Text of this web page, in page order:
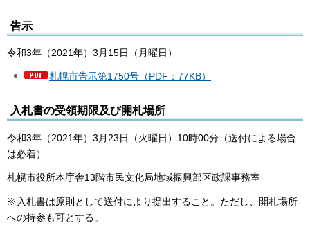
告示
令和3年（2021年）3月15日（月曜日）
札幌市告示第1750号（PDF：77KB）
入札書の受領期限及び開札場所
令和3年（2021年）3月23日（火曜日）10時00分（送付による場合
は必着）
札幌市役所本庁舎13階市民文化局地域振興部区政課事務室
※入札書は原則として送付により提出すること。ただし、開札場所
への持参も可とする。